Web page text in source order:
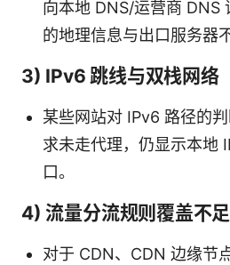
向本地 DNS/运营商 DNS
的地理信息与出口服务器
3) IPv6 跳线与双栈网络
某些网站对 IPv6 路径的
求未走代理，仍显示本地
口。
4) 流量分流规则覆盖不足
对于 CDN、CDN 边缘节